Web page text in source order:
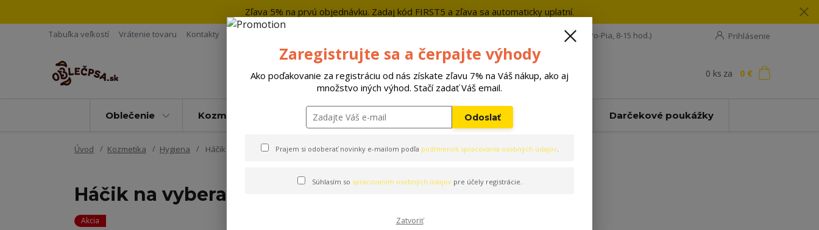
Zľava 5% na prvú objednávku. Zadaj kód FIRST5 a zľava sa automaticky uplatní.
Tabuľka veľkostí Vrátenie tovaru Kontakty Prihlásenie
Hľadať
+421 908 198 133 (Po-Pia, 8-15 hod.)
0 ks za 0 €
Oblečenie Kozmetika Hračky Pelechy Príslušenstvo Darčekové poukážky
Úvod Kozmetika Hygiena Háčik na vyberanie kliešťov 3ks/bal
Háčik na vyberanie kliešťov 3ks/bal
Akcia
Zaregistrujte sa a čerpajte výhody
Ako poďakovanie za registráciu od nás získate zľavu 7% na Váš nákup, ako aj
množstvo iných výhod. Stačí zadať Váš email.
Odoslať
Prajem si odoberať novinky e-mailom podľa podmienok spracovania osobných údajov.
Súhlasím so spracovaním osobných údajovpre účely registrácie.
Zatvoriť